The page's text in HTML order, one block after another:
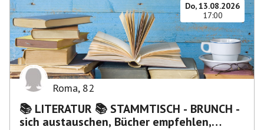
Do, 13.08.2026
17:00
Roma, 82
📚 LITERATUR 📚 STAMMTISCH - BRUNCH -
sich austauschen, Bücher empfehlen,